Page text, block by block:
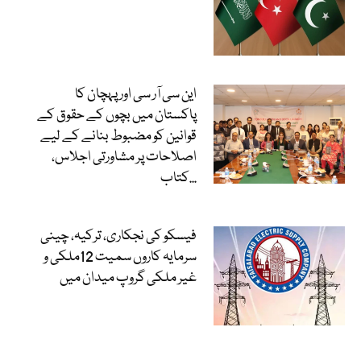
این سی آر سی اور پہچان کا
پاکستان میں بچوں کے حقوق کے
قوانین کو مضبوط بنانے کے لیے
اصلاحات پر مشاورتی اجلاس،
کتاب...
فیسکو کی نجکاری، ترکیہ، چینی
سرمایہ کاروں سمیت 12ملکی و
غیر ملکی گروپ میدان میں